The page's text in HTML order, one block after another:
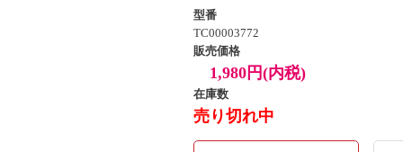
型番
TC00003772
販売価格
1,980円(内税)
在庫数
売り切れ中